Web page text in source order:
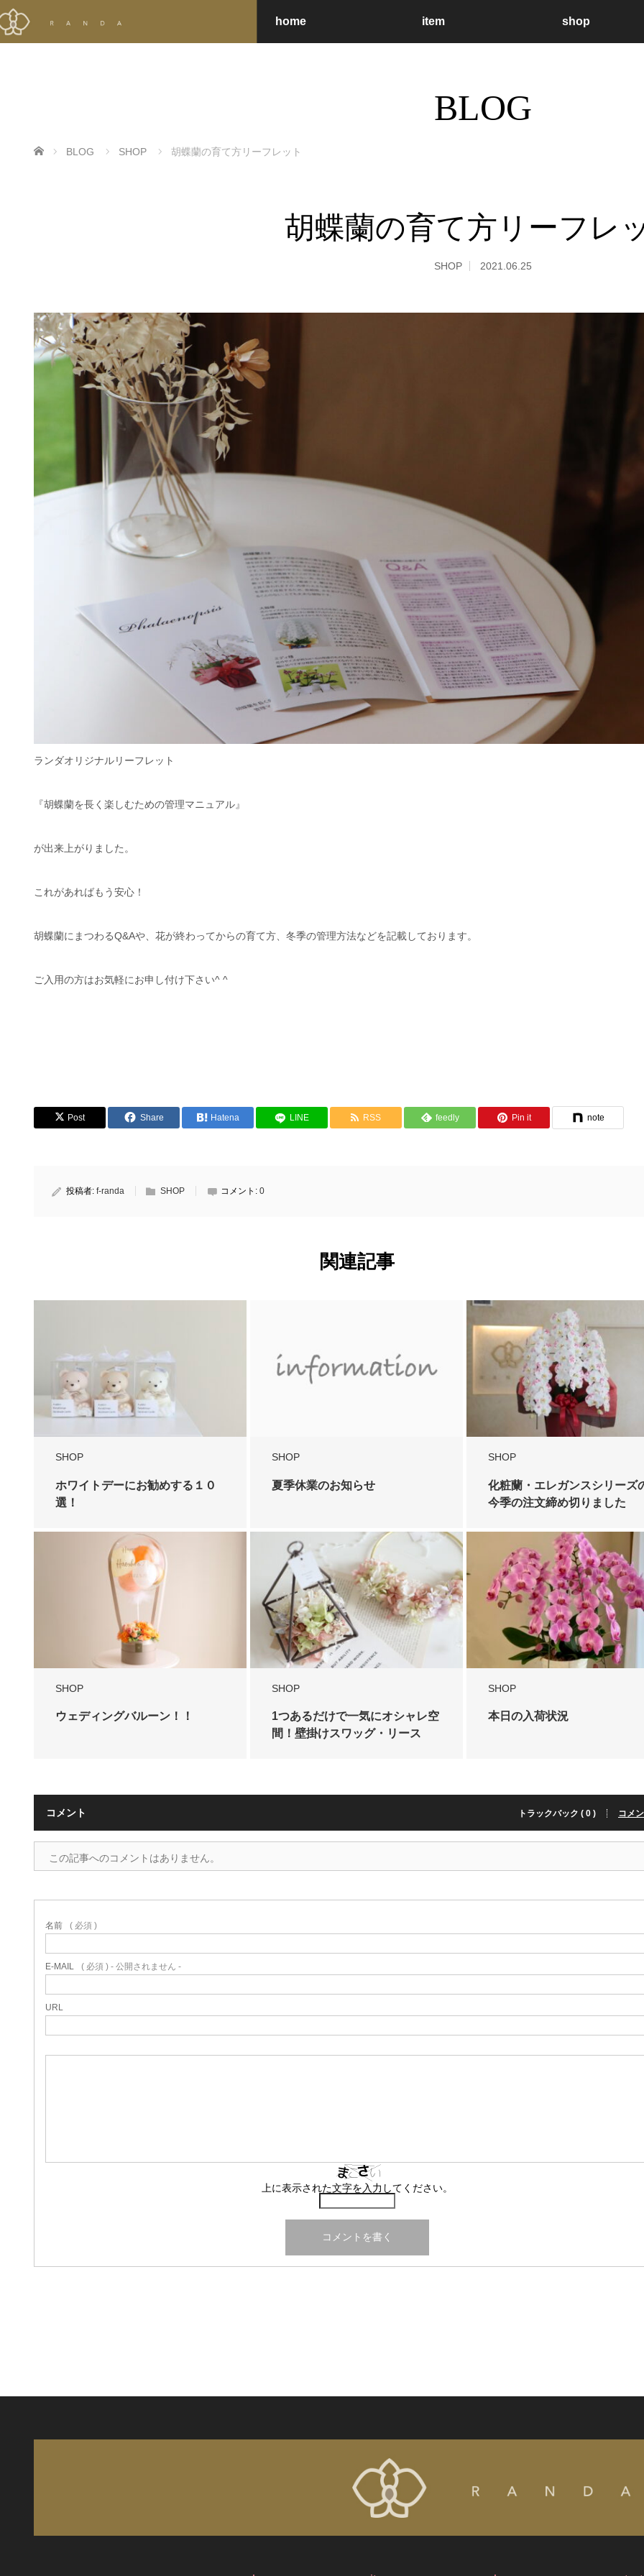
home item shop
BLOG
ホーム BLOG SHOP 胡蝶蘭の育て方リーフレット
胡蝶蘭の育て方リーフレ
SHOP 2021.06.25
ランダオリジナルリーフレット
『胡蝶蘭を長く楽しむための管理マニュアル』
が出来上がりました。
これがあればもう安心！
胡蝶蘭にまつわるQ&Aや、花が終わってからの育て方、冬季の管理方法などを記載しております。
ご入用の方はお気軽にお申し付け下さい^ ^
Post Share Hatena LINE RSS feedly Pin it note
投稿者: f-randa SHOP コメント: 0
関連記事
SHOP
ホワイトデーにお勧めする１０
選！
SHOP
夏季休業のお知らせ
SHOP
化粧蘭・エレガンスシリーズ
今季の注文締め切りました
SHOP
ウェディングバルーン！！
SHOP
1つあるだけで一気にオシャレ空
間！壁掛けスワッグ・リース
SHOP
本日の入荷状況
コメント トラックバック ( 0 ) コメ
この記事へのコメントはありません。
名前 ( 必須 )
E-MAIL ( 必須 ) - 公開されません -
URL
上に表示された文字を入力してください。